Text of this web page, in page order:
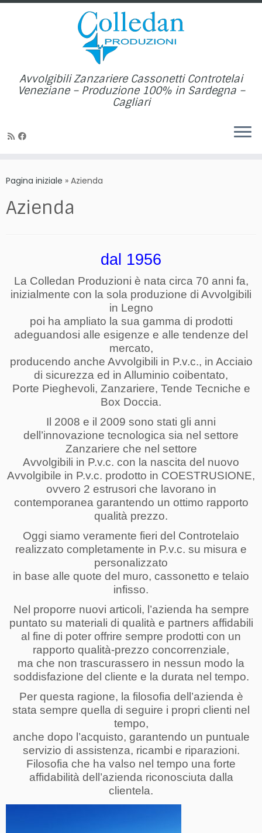
al
Avvolgibili Zanzariere Cassonetti Controtelai
Veneziane – Produzione 100% in Sardegna –
Cagliari
Pagina iniziale » Azienda
Azienda
dal 1956
La Colledan Produzioni è nata circa 70 anni fa,
inizialmente con la sola produzione di Avvolgibili
in Legno
poi ha ampliato la sua gamma di prodotti
adeguandosi alle esigenze e alle tendenze del
mercato,
producendo anche Avvolgibili in P.v.c., in Acciaio
di sicurezza ed in Alluminio coibentato,
Porte Pieghevoli, Zanzariere, Tende Tecniche e
Box Doccia.
Il 2008 e il 2009 sono stati gli anni
dell’innovazione tecnologica sia nel settore
Zanzariere che nel settore
Avvolgibili in P.v.c. con la nascita del nuovo
Avvolgibile in P.v.c. prodotto in COESTRUSIONE,
ovvero 2 estrusori che lavorano in
contemporanea garantendo un ottimo rapporto
qualità prezzo.
Oggi siamo veramente fieri del Controtelaio
realizzato completamente in P.v.c. su misura e
personalizzato
in base alle quote del muro, cassonetto e telaio
infisso.
Nel proporre nuovi articoli, l’azienda ha sempre
puntato su materiali di qualità e partners affidabili
al fine di poter offrire sempre prodotti con un
rapporto qualità-prezzo concorrenziale,
ma che non trascurassero in nessun modo la
soddisfazione del cliente e la durata nel tempo.
Per questa ragione, la filosofia dell’azienda è
stata sempre quella di seguire i propri clienti nel
tempo,
anche dopo l’acquisto, garantendo un puntuale
servizio di assistenza, ricambi e riparazioni.
Filosofia che ha valso nel tempo una forte
affidabilità dell’azienda riconosciuta dalla
clientela.